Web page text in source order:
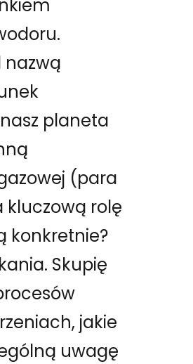
nazwą
planeta
(para
kluczową rolę
konkretnie?
Skupię
jakie
uwagę